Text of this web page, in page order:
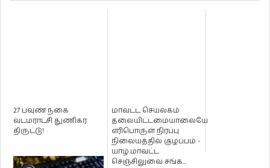
27 பவுண் நகை
வடமராட்சி துணிகர
திருட்டு!
மாவட்ட செயலகம்
தலையிட்டமையாலையே
எரிபொருள் நிரப்பு
நிலையத்தில் குழப்பம் -
யாழ்.மாவட்ட
செஞ்சிலுவை சங்க...